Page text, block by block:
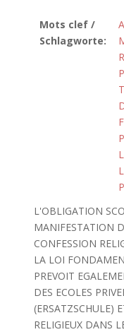
Mots clef /
Schlagworte:
L'OBLIGATION
MANIFESTATION
CONFESSION
LA LOI
PREVOIT
DES ECOLES
(ERSATZSCHULE)
RELIGIEUX DANS